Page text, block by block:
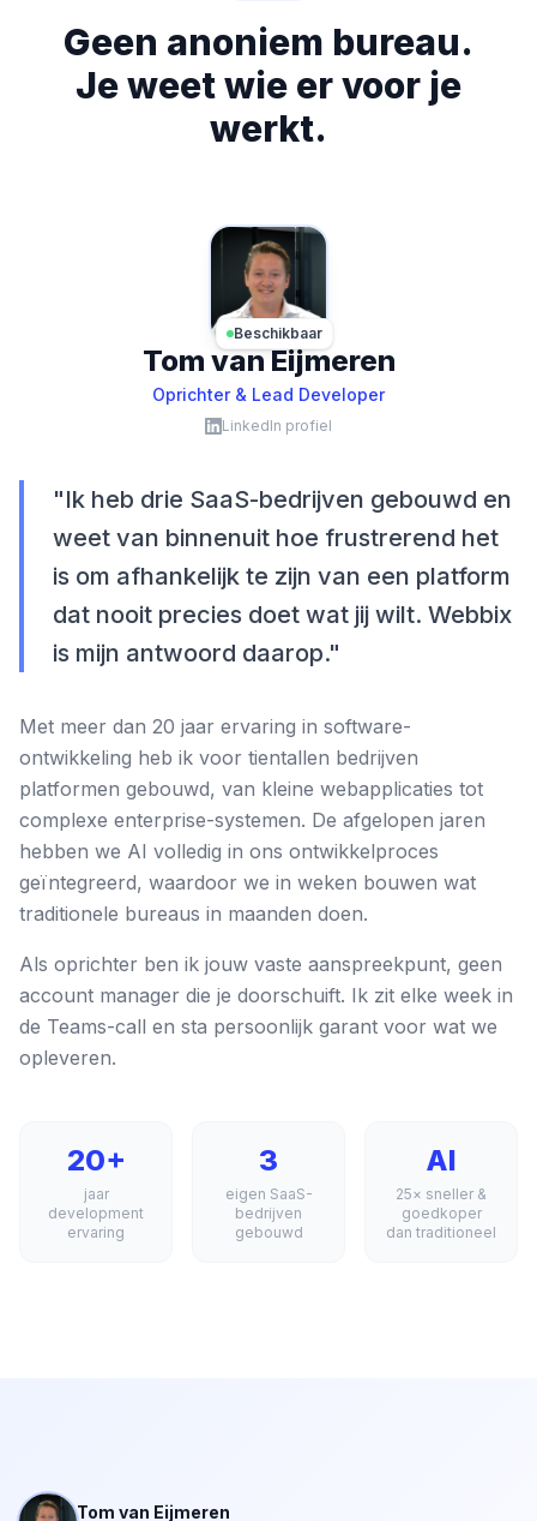
Geen anoniem bureau.
Je weet wie er voor je
werkt.
Beschikbaar
Tom van Eijmeren
Oprichter & Lead Developer
LinkedIn profiel
"Ik heb drie SaaS-bedrijven gebouwd en
weet van binnenuit hoe frustrerend het
is om afhankelijk te zijn van een platform
dat nooit precies doet wat jij wilt. Webbix
is mijn antwoord daarop."
Met meer dan 20 jaar ervaring in software-
ontwikkeling heb ik voor tientallen bedrijven
platformen gebouwd, van kleine webapplicaties tot
complexe enterprise-systemen. De afgelopen jaren
hebben we AI volledig in ons ontwikkelproces
geïntegreerd, waardoor we in weken bouwen wat
traditionele bureaus in maanden doen.
Als oprichter ben ik jouw vaste aanspreekpunt, geen
account manager die je doorschuift. Ik zit elke week in
de Teams-call en sta persoonlijk garant voor wat we
opleveren.
20+
jaar
development
ervaring
3
eigen SaaS-
bedrijven
gebouwd
AI
25× sneller &
goedkoper
dan traditioneel
Tom van Eijmeren